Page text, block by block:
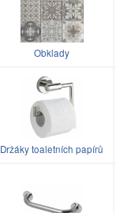
Obklady
Držáky toaletních papírů